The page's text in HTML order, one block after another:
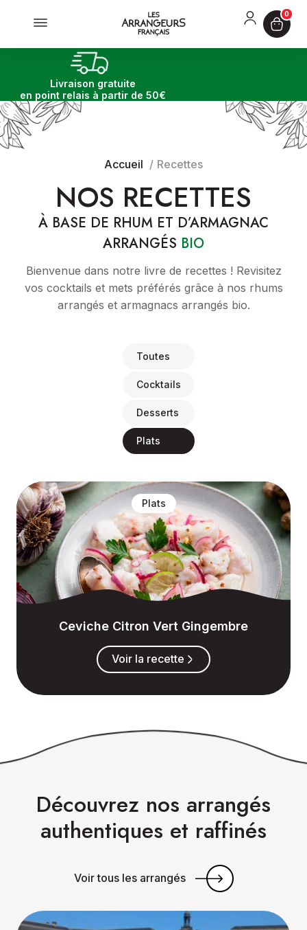
0
Livraison gratuite
en point relais à partir de 50€
Accueil Recettes
NOS RECETTES
À BASE DE RHUM ET D’ARMAGNAC
ARRANGÉS BIO
Bienvenue dans notre livre de recettes ! Revisitez
vos cocktails et mets préférés grâce à nos rhums
arrangés et armagnacs arrangés bio.
Toutes
Cocktails
Desserts
Plats
Plats
Ceviche Citron Vert Gingembre
Voir la recette
Découvrez nos arrangés
authentiques et raffinés
Voir tous les arrangés